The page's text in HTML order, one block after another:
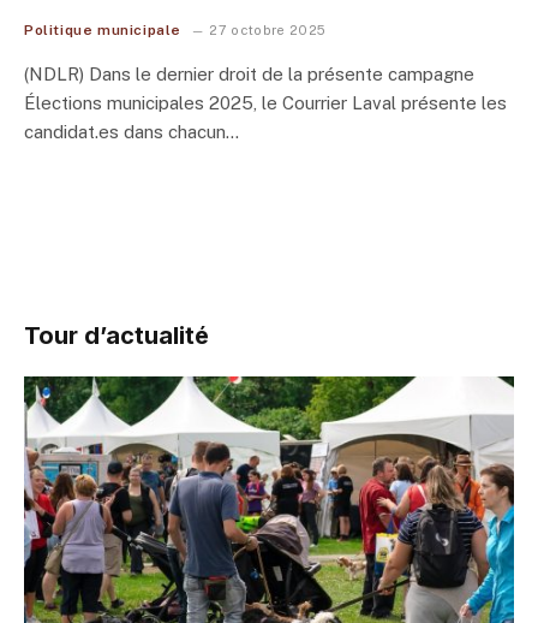
Politique municipale 27 octobre 2025
(NDLR) Dans le dernier droit de la présente campagne
Élections municipales 2025, le Courrier Laval présente les
candidat.es dans chacun…
Tour d’actualité